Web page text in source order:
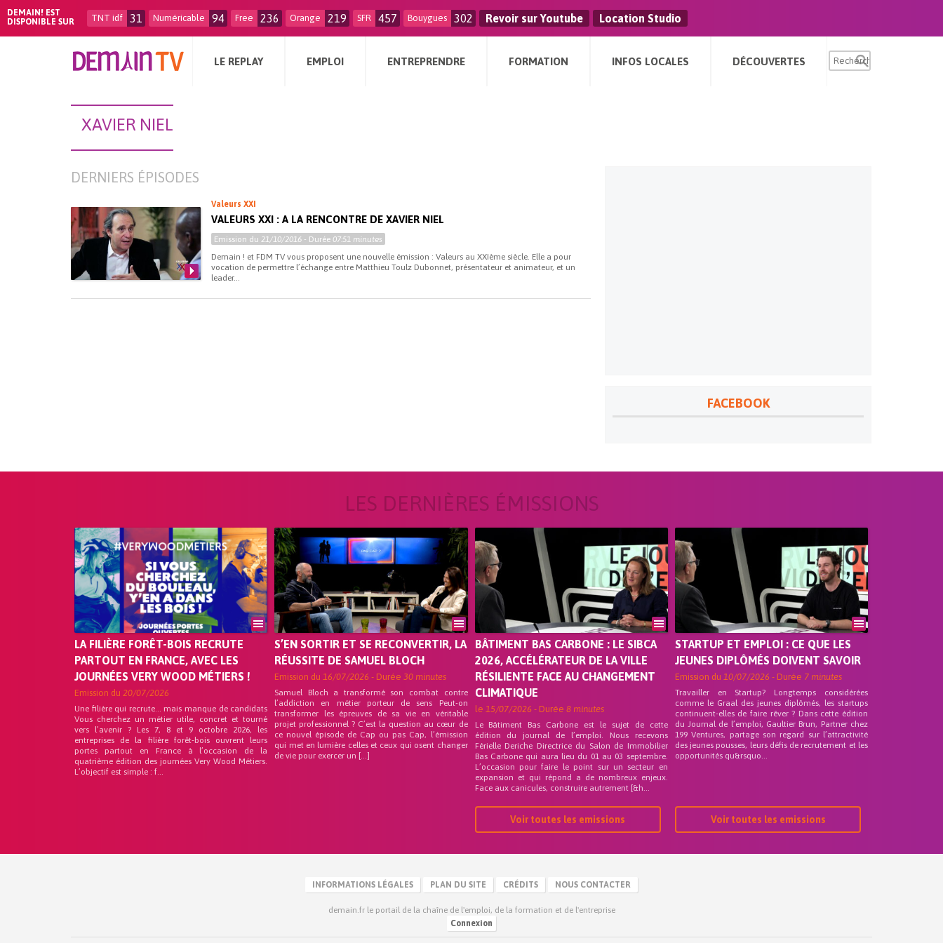
DEMAIN! EST
DISPONIBLE SUR
TNT idf 31 Numéricable 94 Free 236 Orange 219 SFR 457 Bouygues 302 Revoir sur Youtube Location Studio
LE REPLAY EMPLOI ENTREPRENDRE FORMATION INFOS LOCALES DÉCOUVERTES
XAVIER NIEL
DERNIERS ÉPISODES
Valeurs XXI
VALEURS XXI : A LA RENCONTRE DE XAVIER NIEL
Emission du21/10/2016 - Durée 07:51 minutes
Demain ! et FDM TV vous proposent une nouvelle émission : Valeurs au XXIème siècle. Elle a pour
vocation de permettre l’échange entre Matthieu Toulz Dubonnet, présentateur et animateur, et un
leader...
FACEBOOK
LES DERNIÈRES ÉMISSIONS
LA FILIÈRE FORÊT-BOIS RECRUTE
PARTOUT EN FRANCE, AVEC LES
JOURNÉES VERY WOOD MÉTIERS !
Emission du 20/07/2026
Une filière qui recrute… mais manque de candidats
Vous cherchez un métier utile, concret et tourné
vers l’avenir ? Les 7, 8 et 9 octobre 2026, les
entreprises de la filière forêt-bois ouvrent leurs
portes partout en France à l’occasion de la
quatrième édition des journées Very Wood Métiers.
L’objectif est simple : f...
S’EN SORTIR ET SE RECONVERTIR, LA
RÉUSSITE DE SAMUEL BLOCH
Emission du16/07/2026 - Durée30 minutes
Samuel Bloch a transformé son combat contre
l’addiction en métier porteur de sens Peut-on
transformer les épreuves de sa vie en véritable
projet professionnel ? C’est la question au cœur de
ce nouvel épisode de Cap ou pas Cap, l’émission
qui met en lumière celles et ceux qui osent changer
de vie pour exercer un […]
BÂTIMENT BAS CARBONE : LE SIBCA
2026, ACCÉLÉRATEUR DE LA VILLE
RÉSILIENTE FACE AU CHANGEMENT
CLIMATIQUE
le 15/07/2026 - Durée 8 minutes
Le Bâtiment Bas Carbone est le sujet de cette
édition du journal de l’emploi. Nous recevons
Férielle Deriche Directrice du Salon de Immobilier
Bas Carbone qui aura lieu du 01 au 03 septembre.
L’occasion pour faire le point sur un secteur en
expansion et qui répond a de nombreux enjeux.
Face aux canicules, construire autrement [&h...
Voir toutes les emissions
STARTUP ET EMPLOI : CE QUE LES
JEUNES DIPLÔMÉS DOIVENT SAVOIR
Emission du 10/07/2026 - Durée 7 minutes
Travailler en Startup? Longtemps considérées
comme le Graal des jeunes diplômés, les startups
continuent-elles de faire rêver ? Dans cette édition
du Journal de l’emploi, Gaultier Brun, Partner chez
199 Ventures, partage son regard sur l’attractivité
des jeunes pousses, leurs défis de recrutement et les
opportunités qu&rsquo...
Voir toutes les emissions
INFORMATIONS LÉGALES PLAN DU SITE CRÉDITS NOUS CONTACTER
demain.fr le portail de la chaîne de l'emploi, de la formation et de l'entreprise
Connexion